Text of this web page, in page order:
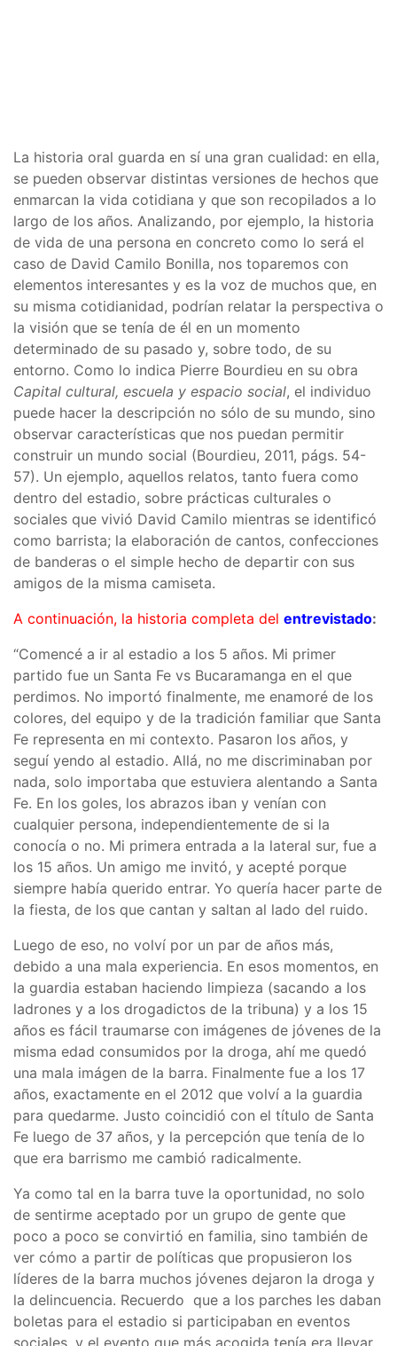
La historia oral guarda en sí una gran cualidad: en ella,
se pueden observar distintas versiones de hechos que
enmarcan la vida cotidiana y que son recopilados a lo
largo de los años. Analizando, por ejemplo, la historia
de vida de una persona en concreto como lo será el
caso de David Camilo Bonilla, nos toparemos con
elementos interesantes y es la voz de muchos que, en
su misma cotidianidad, podrían relatar la perspectiva o
la visión que se tenía de él en un momento
determinado de su pasado y, sobre todo, de su
entorno. Como lo indica Pierre Bourdieu en su obra
Capital cultural, escuela y espacio social, el individuo
puede hacer la descripción no sólo de su mundo, sino
observar características que nos puedan permitir
construir un mundo social (Bourdieu, 2011, págs. 54-
57). Un ejemplo, aquellos relatos, tanto fuera como
dentro del estadio, sobre prácticas culturales o
sociales que vivió David Camilo mientras se identificó
como barrista; la elaboración de cantos, confecciones
de banderas o el simple hecho de departir con sus
amigos de la misma camiseta.
A continuación, la historia completa del entrevistado:
“Comencé a ir al estadio a los 5 años. Mi primer
partido fue un Santa Fe vs Bucaramanga en el que
perdimos. No importó finalmente, me enamoré de los
colores, del equipo y de la tradición familiar que Santa
Fe representa en mi contexto. Pasaron los años, y
seguí yendo al estadio. Allá, no me discriminaban por
nada, solo importaba que estuviera alentando a Santa
Fe. En los goles, los abrazos iban y venían con
cualquier persona, independientemente de si la
conocía o no. Mi primera entrada a la lateral sur, fue a
los 15 años. Un amigo me invitó, y acepté porque
siempre había querido entrar. Yo quería hacer parte de
la fiesta, de los que cantan y saltan al lado del ruido.
Luego de eso, no volví por un par de años más,
debido a una mala experiencia. En esos momentos, en
la guardia estaban haciendo limpieza (sacando a los
ladrones y a los drogadictos de la tribuna) y a los 15
años es fácil traumarse con imágenes de jóvenes de la
misma edad consumidos por la droga, ahí me quedó
una mala imágen de la barra. Finalmente fue a los 17
años, exactamente en el 2012 que volví a la guardia
para quedarme. Justo coincidió con el título de Santa
Fe luego de 37 años, y la percepción que tenía de lo
que era barrismo me cambió radicalmente.
Ya como tal en la barra tuve la oportunidad, no solo
de sentirme aceptado por un grupo de gente que
poco a poco se convirtió en familia, sino también de
ver cómo a partir de políticas que propusieron los
líderes de la barra muchos jóvenes dejaron la droga y
la delincuencia. Recuerdo que a los parches les daban
boletas para el estadio si participaban en eventos
sociales, y el evento que más acogida tenía era llevar